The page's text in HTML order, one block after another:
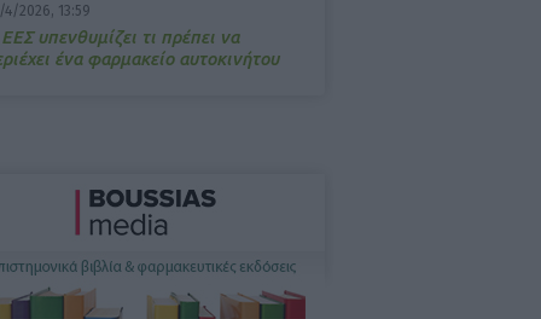
4/2026, 13:59
υπενθυμίζει τι πρέπει να
ένα φαρμακείο αυτοκινήτου